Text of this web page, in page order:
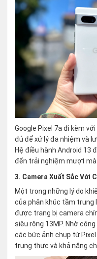
Google Pixel 7a đi kèm
đủ để xử lý đa nhiệm và
Hệ điều hành Android 13
đến trải nghiệm mượt mà
3. Camera Xuất Sắc Với
Một trong những lý do
của phân khúc tầm trung
được trang bị camera
siêu rộng 13MP. Nhờ
các bức ảnh chụp từ
trung thực và khả năng